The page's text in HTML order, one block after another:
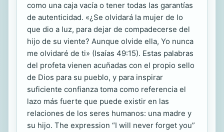
como una caja vacía o tener todas las garantías
de autenticidad. «¿Se olvidará la mujer de lo
que dio a luz, para dejar de compadecerse del
hijo de su viente? Aunque olvide ella, Yo nunca
me olvidaré de ti» (Isaías 49:15). Estas palabras
del profeta vienen acuñadas con el propio sello
de Dios para su pueblo, y para inspirar
suficiente confianza toma como referencia el
lazo más fuerte que puede existir en las
relaciones de los seres humanos: una madre y
su hijo. The expression “I will never forget you”